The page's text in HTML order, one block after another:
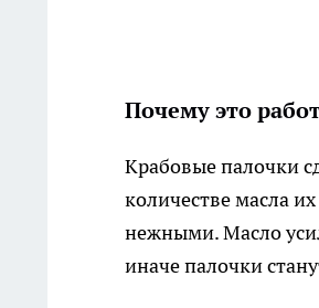
Почему это
Крабовые палочки
количестве масла
нежными. Масло
иначе палочки